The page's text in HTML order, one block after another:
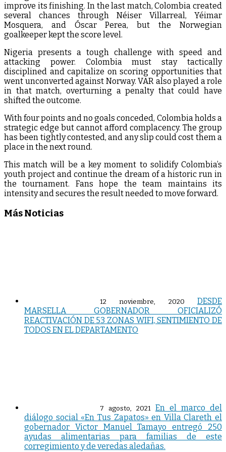
improve its finishing. In the last match, Colombia created
several chances through Néiser Villarreal, Yéimar
Mosquera, and Óscar Perea, but the Norwegian
goalkeeper kept the score level.
Nigeria presents a tough challenge with speed and
attacking power. Colombia must stay tactically
disciplined and capitalize on scoring opportunities that
went unconverted against Norway. VAR also played a role
in that match, overturning a penalty that could have
shifted the outcome.
With four points and no goals conceded, Colombia holds a
strategic edge but cannot afford complacency. The group
has been tightly contested, and any slip could cost them a
place in the next round.
This match will be a key moment to solidify Colombia’s
youth project and continue the dream of a historic run in
the tournament. Fans hope the team maintains its
intensity and secures the result needed to move forward.
Más Noticias
12 noviembre, 2020
DESDE
MARSELLA GOBERNADOR OFICIALIZÓ
REACTIVACIÓN DE 53 ZONAS WIFI, SENTIMIENTO DE
TODOS EN EL DEPARTAMENTO
7 agosto, 2021 En el marco del
diálogo social «En Tus Zapatos» en Villa Clareth el
gobernador Victor Manuel Tamayo entregó 250
ayudas alimentarias para familias de este
corregimiento y de veredas aledañas.